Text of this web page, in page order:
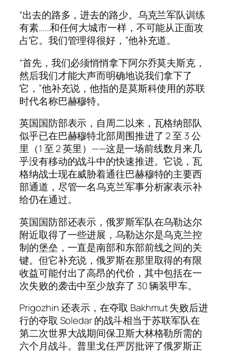
“出去的路多，进去的路少。乌克兰军队训练
有素……和任何大城市一样，不可能从正面攻
占它。我们管理得很好，”他补充道。
“首先，我们必须悄悄拿下阿尔乔莫夫斯克，
然后我们才能大声而明确地说我们拿下了
它，”他补充说，他指的是莫斯科使用的苏联
时代名称巴赫穆特。
英国国防部表示，自周二以来，瓦格纳部队
似乎已在巴赫穆特北部周围推进了 2 至 3 公
里（1 至 2 英里）——这是一场前线数月来几
乎没有移动的战斗中的快速推进。它说，瓦
格纳战士现在威胁着通往巴赫穆特的主要西
部通道，尽管一名乌克兰军事分析家表示补
给仍在通过。
英国国防部还表示，俄罗斯军队在乌勒达尔
附近取得了一些进展，乌勒达尔是乌克兰控
制的堡垒，一直是南部和东部前线之间的关
键。但它补充说，俄罗斯在那里取得的有限
收益可能付出了高昂的代价，其中包括在一
次失败的袭击中至少放弃了 30 辆装甲车。
Prigozhin 还表示，在夺取 Bakhmut 失败后进
行的夺取 Soledar 的战斗相当于苏联军队在
第二次世界大战期间保卫斯大林格勒所需的
六个月战斗。普里戈任严厉批评了俄罗斯正